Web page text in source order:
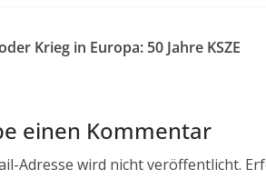
er s
p
l n
Krieg in Europa: 50 Jahre KSZE
einen Kommentar
Adresse wird nicht veröffentlicht.